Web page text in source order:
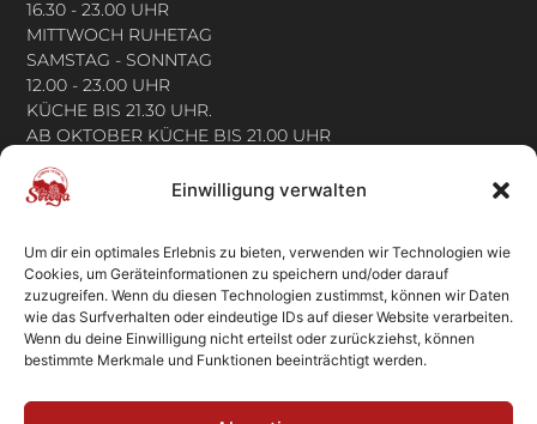
Einwilligung verwalten
Um dir ein optimales Erlebnis zu bieten, verwenden wir Technologien wie
Cookies, um Geräteinformationen zu speichern und/oder darauf
zuzugreifen. Wenn du diesen Technologien zustimmst, können wir Daten
wie das Surfverhalten oder eindeutige IDs auf dieser Website verarbeiten.
Wenn du deine Einwilligung nicht erteilst oder zurückziehst, können
bestimmte Merkmale und Funktionen beeinträchtigt werden.
16.30 - 23.00 UHR
MITTWOCH RUHETAG
SAMSTAG - SONNTAG
12.00 - 23.00 UHR
KÜCHE BIS 21.30 UHR.
AB OKTOBER KÜCHE BIS 21.00 UHR
FOLGE UNS:
LA STREGA
RISTORANTE | PIZZERIA | GRILL
AM BAHNHOF 6
83483 BISCHOFSWIESEN